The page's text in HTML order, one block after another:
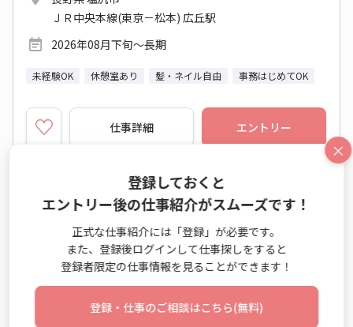
ＪＲ中央本線(東京－松本) 広丘駅
2026年08月下旬～長期
未経験OK 休憩室あり 髪・ネイル自由 事務はじめてOK
仕事詳細 エントリー
派遣
【食堂あり】期間限定☆サポート事務○17時台
定時◆土日祝休み♪
（受発注以外）
×
登録しておくと
エントリー後の仕事紹介がスムーズです！
正式な仕事紹介には「登録」が必要です。
また、登録後ログインして仕事探しをすると
登録者限定の仕事情報を見ることができます！
登録・仕事のご相談はこちら(無料)